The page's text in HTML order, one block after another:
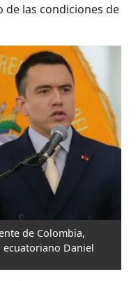
las condiciones de
de Colombia,
ecuatoriano Daniel